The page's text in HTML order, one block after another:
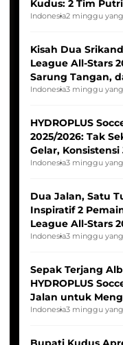
Kudus: 2 Tim
Tim Asia
Indonesia2 minggu
Kisah Dua
League All-Stars
Sarung Tangan,
Pernah Padam
Indonesia3 minggu
HYDROPLUS
2025/2026: Tak
Gelar,
Indonesia3 minggu
Dua Jalan, Satu
Inspiratif 2
League All-Stars
Seleksi Timnas
Indonesia3 minggu
Sepak Terjang
HYDROPLUS
Jalan untuk
Indonesia Putri
Indonesia3 minggu